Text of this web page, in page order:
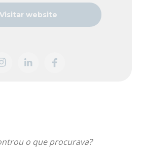
Visitar website
o que procurava?